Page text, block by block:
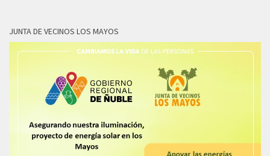
JUNTA DE VECINOS LOS MAYOS